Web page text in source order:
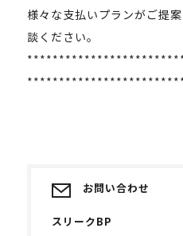
様々な支払いプランがご提
談ください。
お問い合わせ
スリークBP